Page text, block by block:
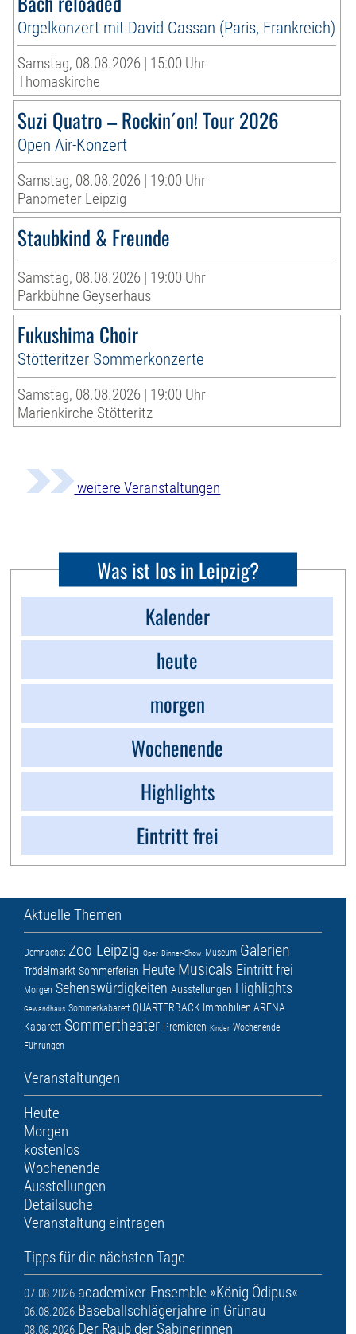
Orgelkonzert mit David Cassan (Paris, Frankreich)
Samstag, 08.08.2026 | 15:00 Uhr
Thomaskirche
Suzi Quatro – Rockin´on! Tour 2026
Open Air-Konzert
Samstag, 08.08.2026 | 19:00 Uhr
Panometer Leipzig
Staubkind & Freunde
Samstag, 08.08.2026 | 19:00 Uhr
Parkbühne Geyserhaus
Fukushima Choir
Stötteritzer Sommerkonzerte
Samstag, 08.08.2026 | 19:00 Uhr
Marienkirche Stötteritz
weitere Veranstaltungen
Was ist los in Leipzig?
Kalender
heute
morgen
Wochenende
Highlights
Eintritt frei
Aktuelle Themen
Demnächst Zoo Leipzig Oper Dinner-Show Museum Galerien
Trödelmarkt Sommerferien Heute Musicals Eintritt frei
Morgen Sehenswürdigkeiten Ausstellungen Highlights
Gewandhaus Sommerkabarett QUARTERBACK Immobilien ARENA
Kabarett Sommertheater Premieren Kinder Wochenende
Führungen
Veranstaltungen
Heute
Morgen
kostenlos
Wochenende
Ausstellungen
Detailsuche
Veranstaltung eintragen
Tipps für die nächsten Tage
07.08.2026 academixer-Ensemble »König Ödipus«
06.08.2026 Baseballschlägerjahre in Grünau
08.08.2026 Der Raub der Sabinerinnen